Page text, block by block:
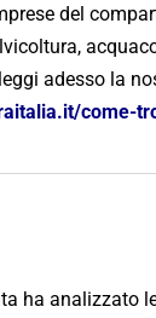
del
adesso la
come-
ha analizzato